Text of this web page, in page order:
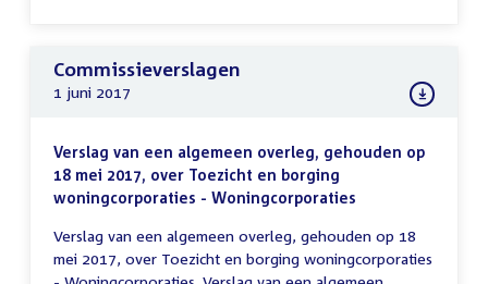
Commissieverslagen
1 juni 2017
Verslag van een algemeen overleg, gehouden op
18 mei 2017, over Toezicht en borging
woningcorporaties - Woningcorporaties
Verslag van een algemeen overleg, gehouden op 18
mei 2017, over Toezicht en borging woningcorporaties